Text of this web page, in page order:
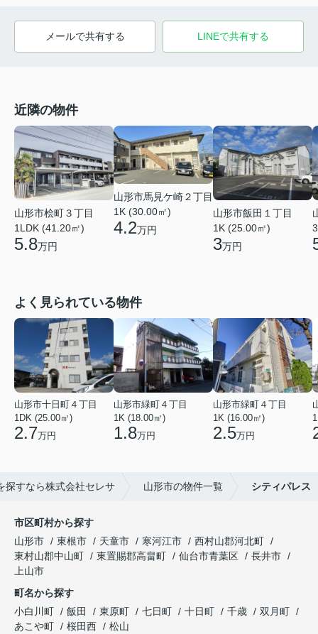
メールで共有する LINEで共有する
近隣の物件
山形市桧町３丁目
1LDK (41.20㎡)
5.8万円
山形市馬見ケ崎２丁目
1K (30.00㎡)
4.2万円
山形市飯田１丁目
1K (25.00㎡)
3万円
よく見られている物件
山形市十日町４丁目
1DK (25.00㎡)
2.7万円
山形市緑町４丁目
1K (18.00㎡)
1.8万円
山形市緑町４丁目
1K (16.00㎡)
2.5万円
探すなら株式会社セレサ 山形市の物件一覧 シティパレス
市区町村から探す
山形市
東根市 天童市 寒河江市
西村山郡河北町
東村山郡中山町
東置賜郡高畠町 仙台市青葉区
長井市
上山市
町名から探す
小白川町
飯田 東原町 七日町 十日町 千歳
双月町
あこや町
桜田西
松山